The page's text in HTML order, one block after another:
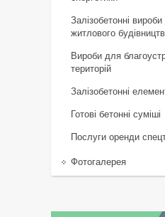
Залізобетонні
житлового
Вироби для
територій
Залізобетонні
Готові бетонні суміші
Послуги оренди
Фотогалерея